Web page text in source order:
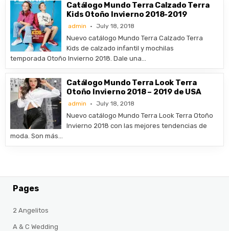
Catálogo Mundo Terra Calzado Terra
Kids Otoño Invierno 2018-2019
admin July 18, 2018
Nuevo catálogo Mundo Terra Calzado Terra
Kids de calzado infantil y mochilas
temporada Otoño Invierno 2018. Dale una…
Catálogo Mundo Terra Look Terra
Otoño Invierno 2018 – 2019 de USA
admin July 18, 2018
Nuevo catálogo Mundo Terra Look Terra Otoño
Invierno 2018 con las mejores tendencias de
moda. Son más…
Pages
2 Angelitos
A & C Wedding